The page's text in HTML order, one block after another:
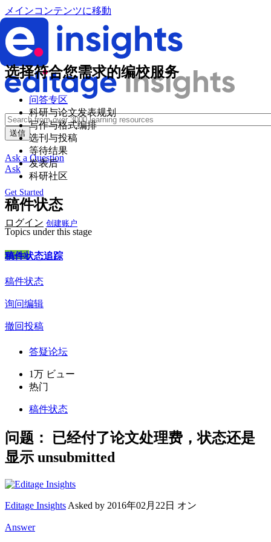
メインコンテンツに移動
Ask a Question
Ask
Get Started
ログイン 创建账户
Wechat
选择符合您需求的编校服务
问答专区
科研与论文发表规划
写作与格式编排
选刊与投稿
等待结果
发表后
科研社区
稿件状态
Topics under this stage
稿件状态追踪
稿件状态
询问编辑
撤回投稿
答疑论坛
1万 ビュー
热门
稿件状态
问题： 已经付了论文处理费，状态还是
显示 unsubmitted
Editage Insights Asked by 2016年02月22日 オン
Answer